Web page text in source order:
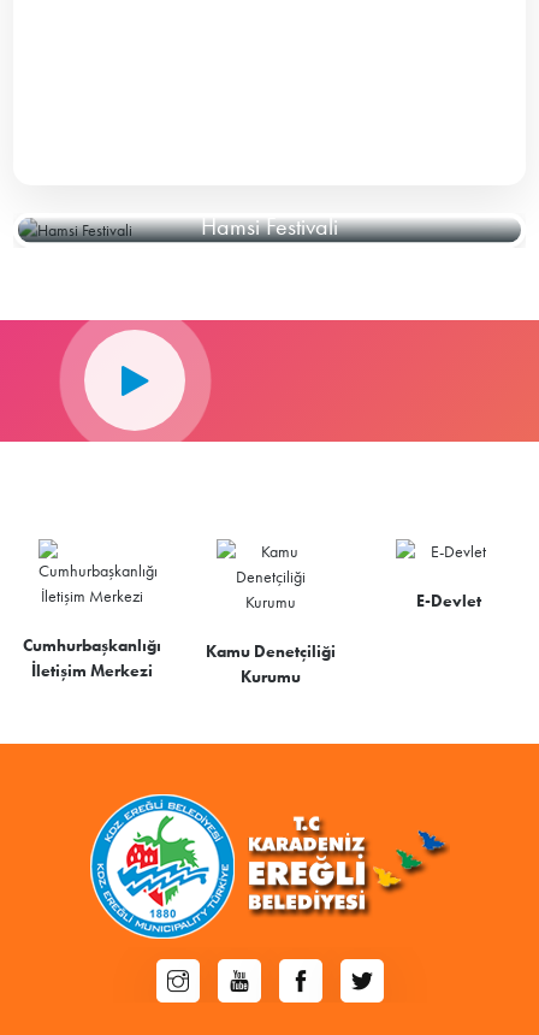
Hamsi Festivali
Cumhurbaşkanlığı
İletişim Merkezi
Kamu Denetçiliği
Kurumu
E-Devlet